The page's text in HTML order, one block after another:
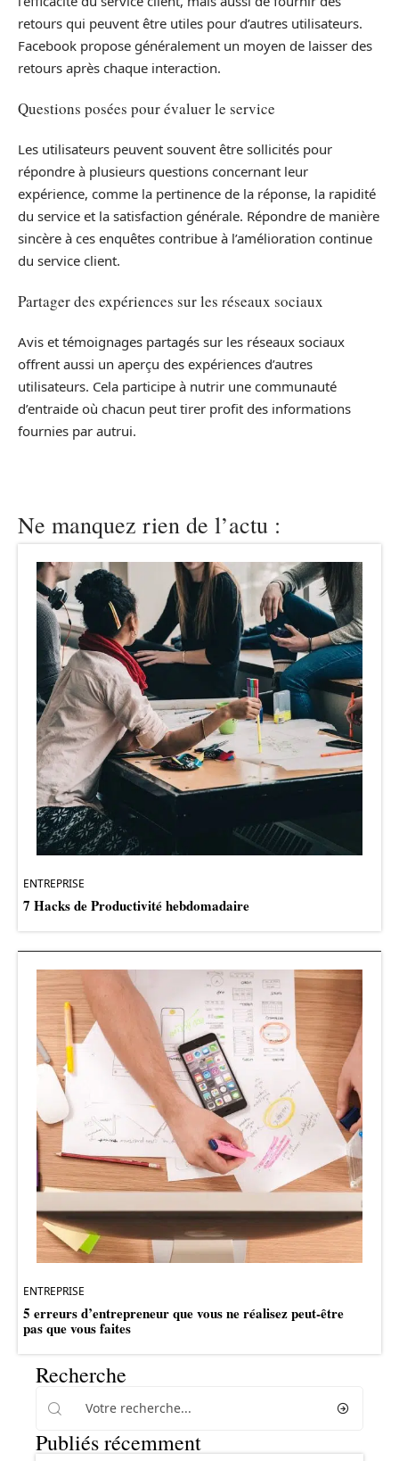
retours qui peuvent être utiles pour d’autres utilisateurs.
Facebook propose généralement un moyen de laisser des
retours après chaque interaction.
Questions posées pour évaluer le service
Les utilisateurs peuvent souvent être sollicités pour
répondre à plusieurs questions concernant leur
expérience, comme la pertinence de la réponse, la rapidité
du service et la satisfaction générale. Répondre de manière
sincère à ces enquêtes contribue à l’amélioration continue
du service client.
Partager des expériences sur les réseaux sociaux
Avis et témoignages partagés sur les réseaux sociaux
offrent aussi un aperçu des expériences d’autres
utilisateurs. Cela participe à nutrir une communauté
d’entraide où chacun peut tirer profit des informations
fournies par autrui.
Ne manquez rien de l’actu :
ENTREPRISE
7 Hacks de Productivité hebdomadaire
ENTREPRISE
5 erreurs d’entrepreneur que vous ne réalisez peut-être
pas que vous faites
Recherche
Publiés récemment